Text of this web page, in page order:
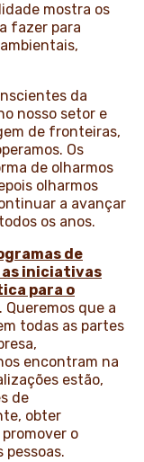
mostra os
fazer para
da
nosso setor e
de fronteiras,
Os
de olharmos
olharmos
a avançar
os anos.
de
iniciativas
para o
. Queremos que a
todas as partes
encontram na
estão,
de
obter
o
pessoas.